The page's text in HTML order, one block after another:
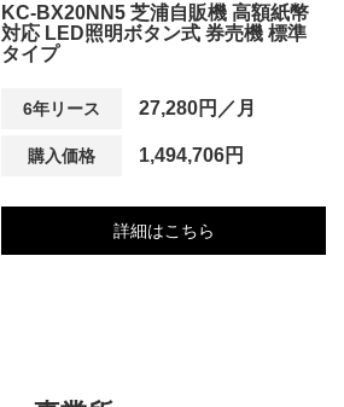
KC-BX20NN5 芝浦自販機 高額紙幣
対応 LED照明ボタン式 券売機 標準
タイプ
6年リース 27,280円／月
購入価格 1,494,706円
詳細はこちら